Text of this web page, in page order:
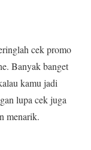
cek promo
Banyak banget
kamu jadi
lupa cek juga
menarik.